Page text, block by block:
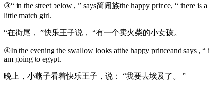
③“ in the street below , ” says简闹族the happy prince, “ there is a
little match girl.
“在街尾， ”快乐王子说， “有一个卖火柴的小女孩。
④In the evening the swallow looks atthe happy princeand says , “ i
am going to egypt.
晚上，小燕子看着快乐王子，说： “我要去埃及了。 ”